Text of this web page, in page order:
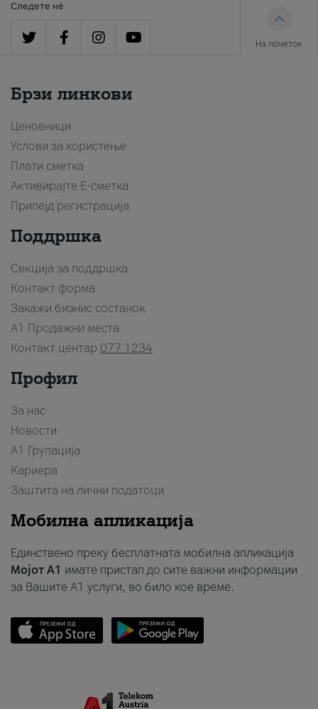
Следете нè
На почеток
Брзи линкови
Ценовници
Услови за користење
Плати сметка
Активирајте Е-сметка
Припејд регистрација
Поддршка
Секција за поддршка
Контакт форма
Закажи бизнис состанок
A1 Продажни места
Контакт центар 077 1234
Профил
За нас
Новости
А1 Групација
Кариера
Заштита на лични податоци
Мобилна апликација
Единствено преку бесплатната мобилна апликација
Мојот A1 имате пристап до сите важни информации
за Вашите A1 услуги, во било кое време.